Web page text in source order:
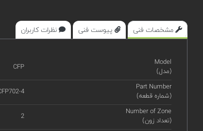
مشخصات فنی پیوست فنی نظرات کاربران
Model
(مدل)
CFP
Part Number
(شماره قطعه)
4
Number of Zone
(تعداد زون)
2